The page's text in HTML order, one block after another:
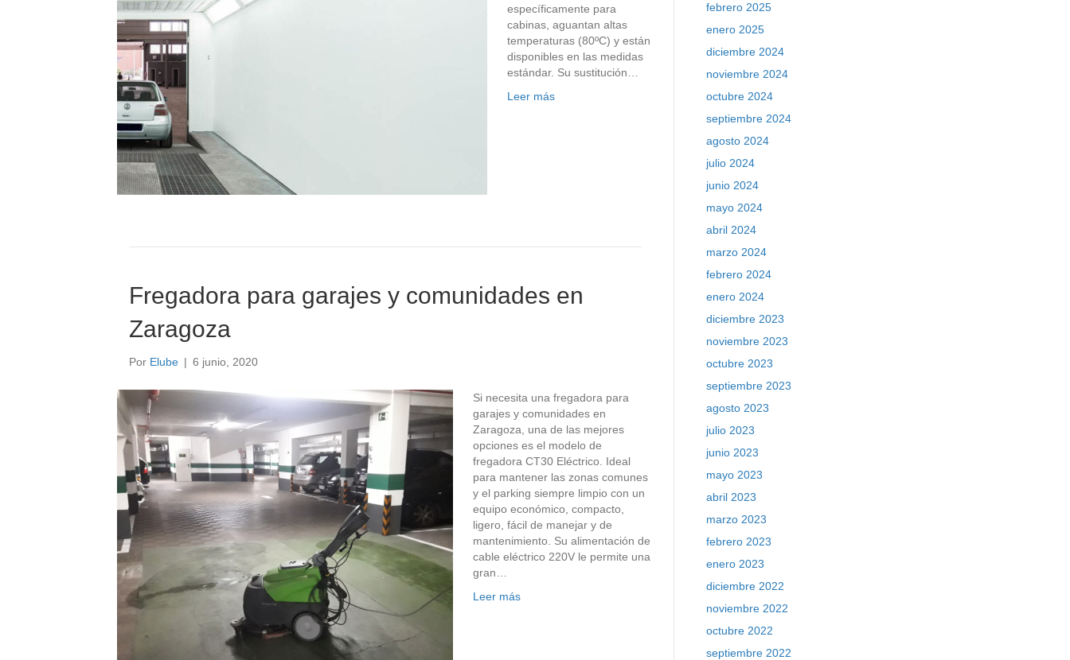
específicamente para
cabinas, aguantan altas
temperaturas (80ºC) y están
disponibles en las medidas
estándar. Su sustitución…
Leer más
Fregadora para garajes y comunidades en
Zaragoza
Por Elube | 6 junio, 2020
Si necesita una fregadora para
garajes y comunidades en
Zaragoza, una de las mejores
opciones es el modelo de
fregadora CT30 Eléctrico. Ideal
para mantener las zonas comunes
y el parking siempre limpio con un
equipo económico, compacto,
ligero, fácil de manejar y de
mantenimiento. Su alimentación de
cable eléctrico 220V le permite una
gran…
Leer más
febrero 2025
enero 2025
diciembre 2024
noviembre 2024
octubre 2024
septiembre 2024
agosto 2024
julio 2024
junio 2024
mayo 2024
abril 2024
marzo 2024
febrero 2024
enero 2024
diciembre 2023
noviembre 2023
octubre 2023
septiembre 2023
agosto 2023
julio 2023
junio 2023
mayo 2023
abril 2023
marzo 2023
febrero 2023
enero 2023
diciembre 2022
noviembre 2022
octubre 2022
septiembre 2022